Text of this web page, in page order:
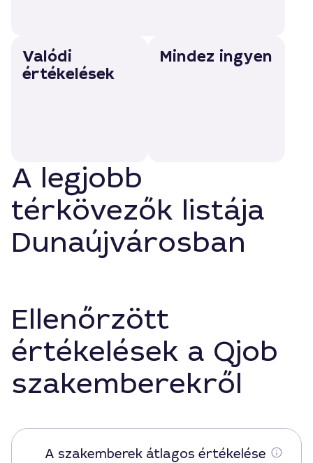
Valódi
értékelések
Mindez ingyen
A legjobb
térkövezők listája
Dunaújvárosban
Ellenőrzött
értékelések a Qjob
szakemberekről
A szakemberek átlagos értékelése